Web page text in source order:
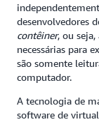
desenvolvedores
contêiner, ou
necessárias para
são somente
computador.
A tecnologia de
software de